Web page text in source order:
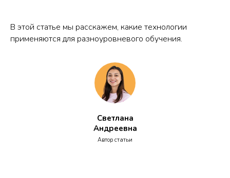
В этой статье мы расскажем, какие технологии
применяются для разноуровневого обучения.
Светлана
Андреевна
Автор статьи